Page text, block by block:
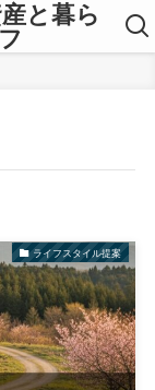
と暮ら
ライフスタイル提案